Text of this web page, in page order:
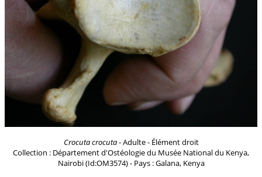
Crocuta crocuta- Adulte - Élément droit
Collection : Département d'Ostéologie du Musée National du Kenya,
Nairobi (Id:OM3574) - Pays : Galana, Kenya